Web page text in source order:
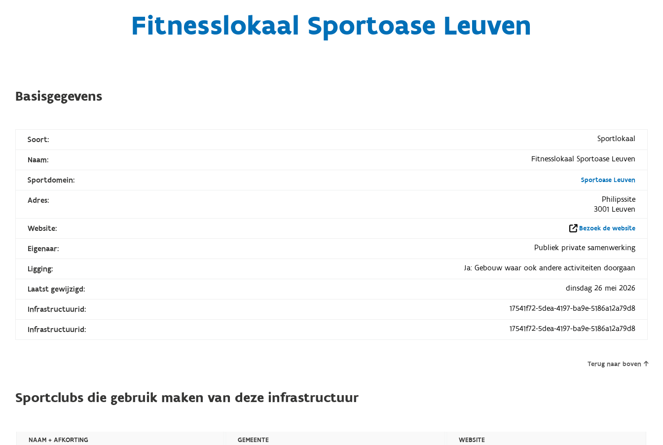
Fitnesslokaal Sportoase Leuven
Basisgegevens
Soort: Sportlokaal
Naam: Fitnesslokaal Sportoase Leuven
Sportdomein: Sportoase Leuven
Adres:
Philipssite
3001 Leuven
Website:
Bezoek de website
Eigenaar: Publiek private samenwerking
Ligging: Ja: Gebouw waar ook andere activiteiten doorgaan
Laatst gewijzigd: dinsdag 26 mei 2026
Infrastructuurid: 17541f72-5dea-4197-ba9e-5186a12a79d8
Infrastructuurid: 17541f72-5dea-4197-ba9e-5186a12a79d8
Terug naar boven
Sportclubs die gebruik maken van deze infrastructuur
NAAM + AFKORTING GEMEENTE WEBSITE